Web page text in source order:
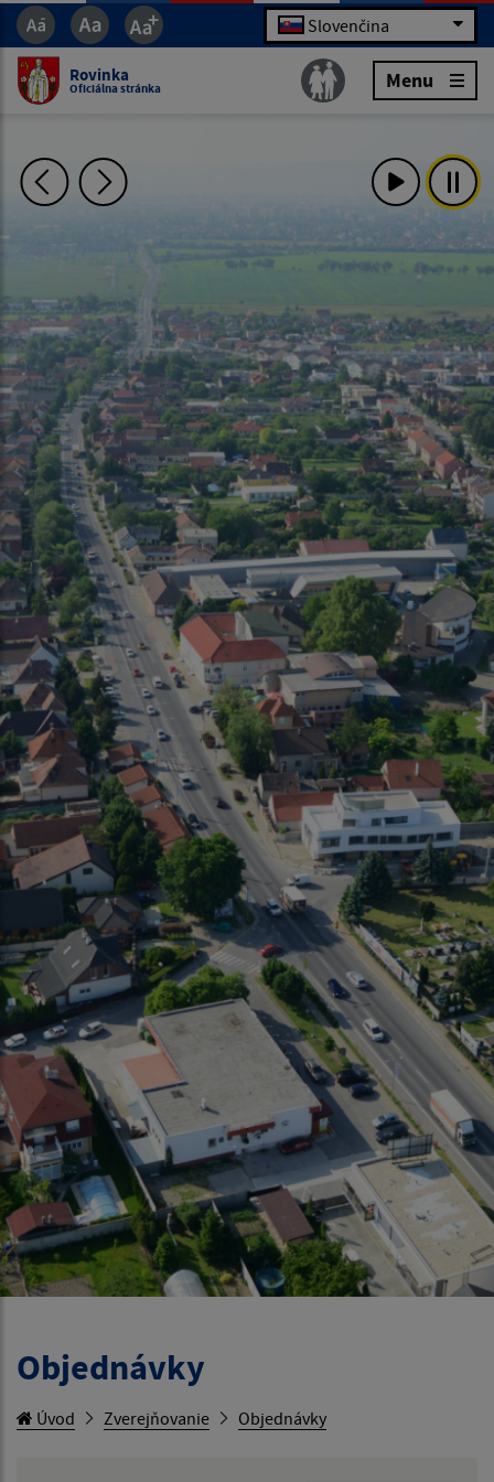
Slovenčina
Rovinka
Oficiálna stránka Menu
Objednávky
Úvod Zverejňovanie Objednávky